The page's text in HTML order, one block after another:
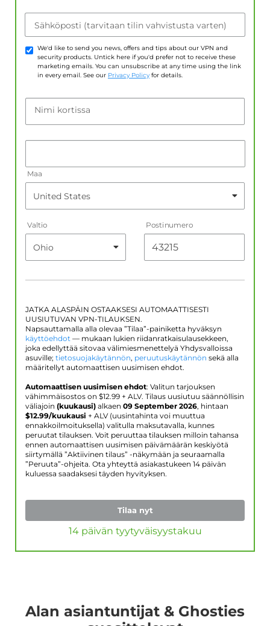
Sähköposti (tarvitaan tilin vahvistusta varten)
We'd like to send you news, offers and tips about our VPN and
security products. Untick here if you'd prefer not to receive these
marketing emails. You can unsubscribe at any time using the link
in every email. See our Privacy Policy for details.
Nimi kortissa
Maa
Valtio Postinumero
JATKA ALASPÄIN OSTAAKSESI AUTOMAATTISESTI
UUSIUTUVAN VPN-TILAUKSEN.
Napsauttamalla alla olevaa ”Tilaa”-painiketta hyväksyn
käyttöehdot — mukaan lukien riidanratkaisulausekkeen,
joka edellyttää sitovaa välimiesmenettelyä Yhdysvalloissa
asuville; tietosuojakäytännön, peruutuskäytännön sekä alla
määritellyt automaattisen uusimisen ehdot.
Automaattisen uusimisen ehdot: Valitun tarjouksen
vähimmäisostos on $12.99 + ALV. Tilaus uusiutuu säännöllisin
väliajoin (kuukausi) alkaen 09 September 2026, hintaan
$12.99/kuukausi + ALV (uusintahinta voi muuttua
ennakkoilmoituksella) valitulla maksutavalla, kunnes
peruutat tilauksen. Voit peruuttaa tilauksen milloin tahansa
ennen automaattisen uusimisen päivämäärän keskiyötä
siirtymällä ”Aktiivinen tilaus” -näkymään ja seuraamalla
”Peruuta”-ohjeita. Ota yhteyttä asiakastukeen 14 päivän
kuluessa saadaksesi täyden hyvityksen.
Tilaa nyt
14 päivän tyytyväisyystakuu
Alan asiantuntijat & Ghosties